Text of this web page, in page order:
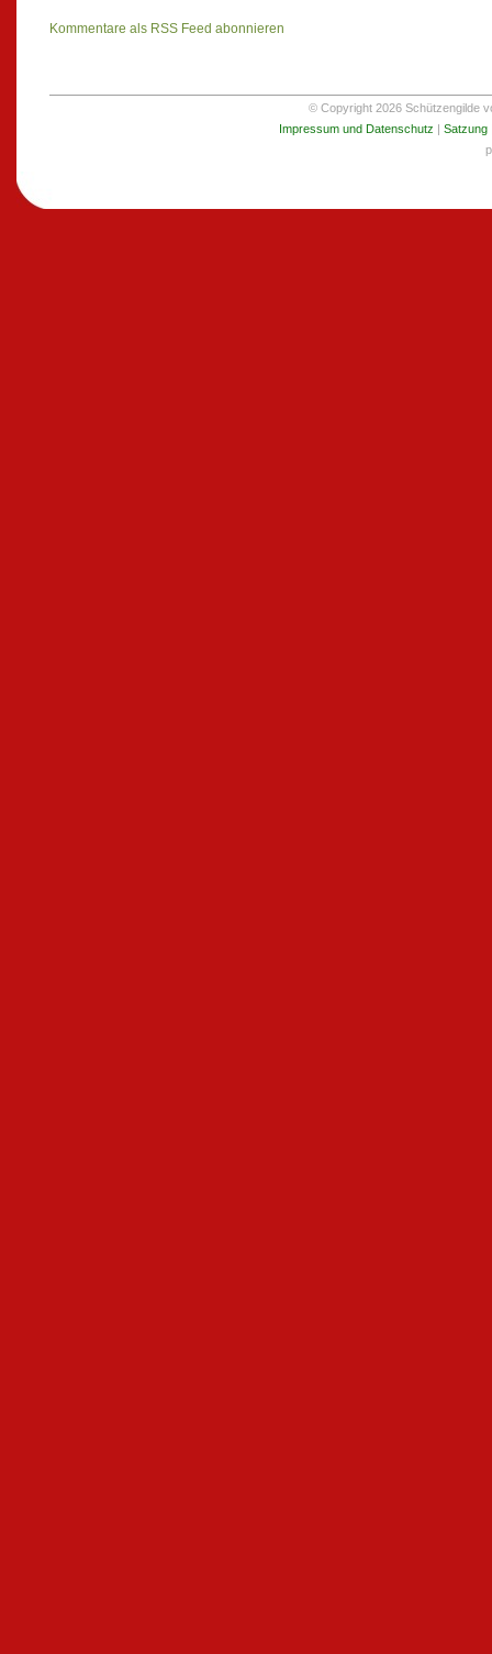
Kommentare als RSS Feed abonnieren
© Copyright 2026 Schützengilde
Impressum und Datenschutz | Satzung